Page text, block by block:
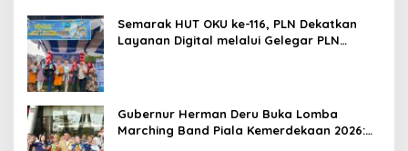
Semarak HUT OKU ke-116, PLN Dekatkan
Layanan Digital melalui Gelegar PLN
Gubernur Herman Deru Buka Lomba
Marching Band Piala Kemerdekaan 2026: